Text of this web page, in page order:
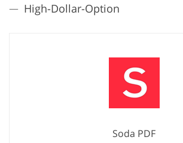
High-Dollar-Option
Soda PDF